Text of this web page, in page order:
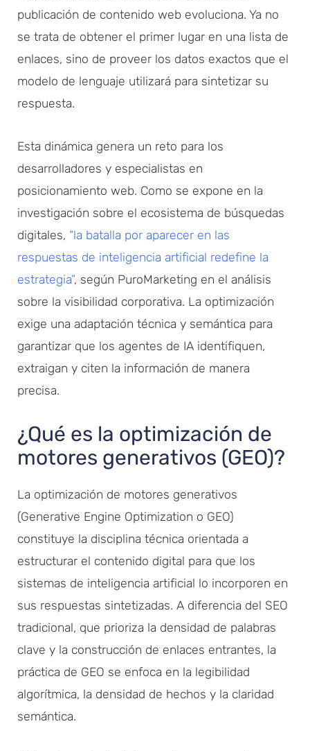
publicación de contenido web evoluciona. Ya no
se trata de obtener el primer lugar en una lista de
enlaces, sino de proveer los datos exactos que el
modelo de lenguaje utilizará para sintetizar su
respuesta.
Esta dinámica genera un reto para los
desarrolladores y especialistas en
posicionamiento web. Como se expone en la
investigación sobre el ecosistema de búsquedas
digitales, “la batalla por aparecer en las
respuestas de inteligencia artificial redefine la
estrategia”, según PuroMarketing en el análisis
sobre la visibilidad corporativa. La optimización
exige una adaptación técnica y semántica para
garantizar que los agentes de IA identifiquen,
extraigan y citen la información de manera
precisa.
¿Qué es la optimización de
motores generativos (GEO)?
La optimización de motores generativos
(Generative Engine Optimization o GEO)
constituye la disciplina técnica orientada a
estructurar el contenido digital para que los
sistemas de inteligencia artificial lo incorporen en
sus respuestas sintetizadas. A diferencia del SEO
tradicional, que prioriza la densidad de palabras
clave y la construcción de enlaces entrantes, la
práctica de GEO se enfoca en la legibilidad
algorítmica, la densidad de hechos y la claridad
semántica.